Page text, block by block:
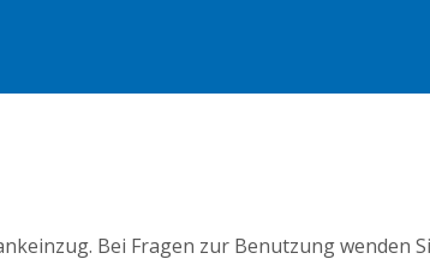
Bei Fragen zur Benutzung wenden